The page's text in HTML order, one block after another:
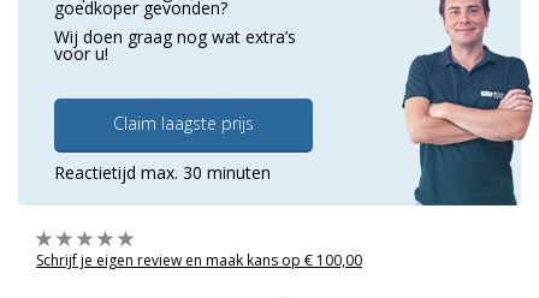
goedkoper gevonden?
Wij doen graag nog wat extra’s
voor u!
Claim laagste prijs
Reactietijd max. 30 minuten
Schrijf je eigen review en maak kans op € 100,00